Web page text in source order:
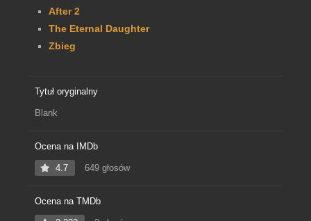
After 2
The Eternal Daughter
Zbieg
Tytuł oryginalny
Blank
Ocena na IMDb
4.7 649 głosów
Ocena na TMDb